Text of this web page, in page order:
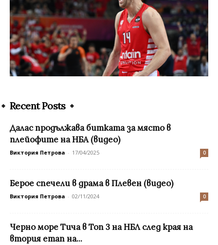
Recent Posts
Далас продължава битката за място в
плейофите на НБА (видео)
Виктория Петрова - 17/04/2025 0
Берое спечели в драма в Плевен (видео)
Виктория Петрова - 02/11/2024 0
Черно море Тича в Топ 3 на НБЛ след края на
втория етап на...